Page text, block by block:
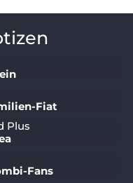
Fiat
Plus
Fans